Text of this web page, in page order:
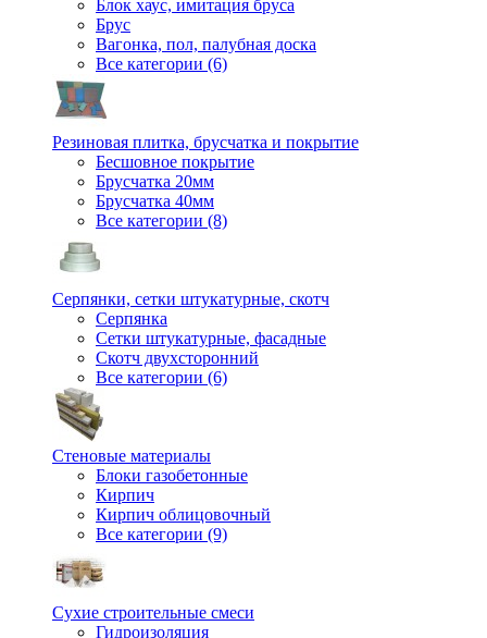
Блок хаус, имитация бруса
Брус
Вагонка, пол, палубная доска
Все категории (6)
Резиновая плитка, брусчатка и покрытие
Бесшовное покрытие
Брусчатка 20мм
Брусчатка 40мм
Все категории (8)
Серпянки, сетки штукатурные, скотч
Серпянка
Сетки штукатурные, фасадные
Скотч двухсторонний
Все категории (6)
Стеновые материалы
Блоки газобетонные
Кирпич
Кирпич облицовочный
Все категории (9)
Сухие строительные смеси
Гидроизоляция